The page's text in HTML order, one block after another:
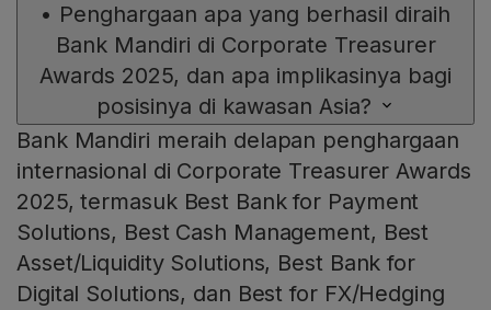
• Penghargaan apa yang berhasil diraih
Bank Mandiri di Corporate Treasurer
Awards 2025, dan apa implikasinya bagi
posisinya di kawasan Asia?
Bank Mandiri meraih delapan penghargaan
internasional di Corporate Treasurer Awards
2025, termasuk Best Bank for Payment
Solutions, Best Cash Management, Best
Asset/Liquidity Solutions, Best Bank for
Digital Solutions, dan Best for FX/Hedging